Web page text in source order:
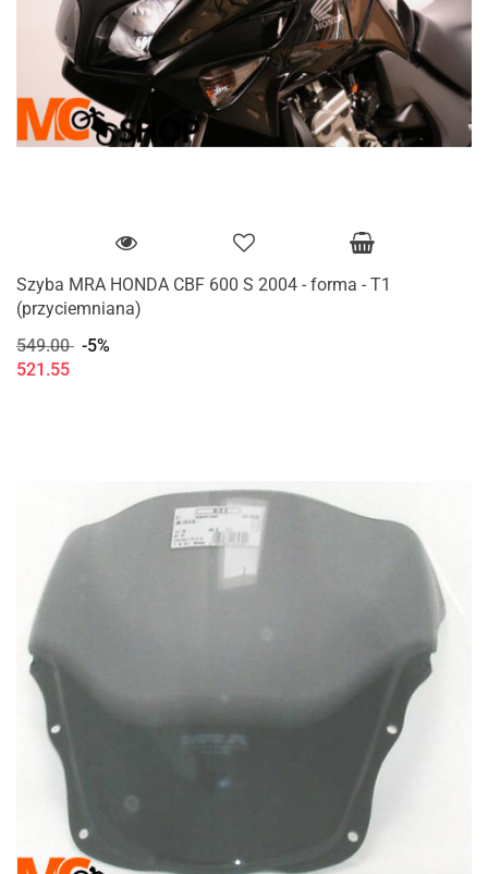
Szyba MRA HONDA CBF 600 S 2004 - forma - T1
(przyciemniana)
549.00 -5%
521.55